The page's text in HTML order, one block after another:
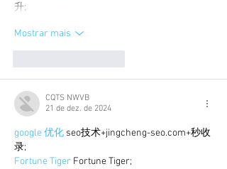
升;
Mostrar mais
CQTS NWVB
21 de dez. de 2024
google 优化 seo技术+jingcheng-seo.com+秒收
录;
Fortune Tiger Fortune Tiger;